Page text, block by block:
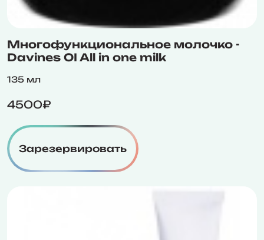
Многофункциональное молочко -
Davines OI All in one milk
135 мл
4500₽
Зарезервировать